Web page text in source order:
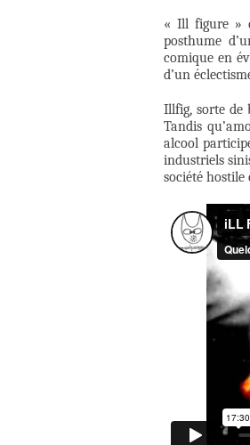
« Ill figure »
posthume
comique en
d’un
Illfig, sorte de
Tandis
alcool
industriels
société hostile